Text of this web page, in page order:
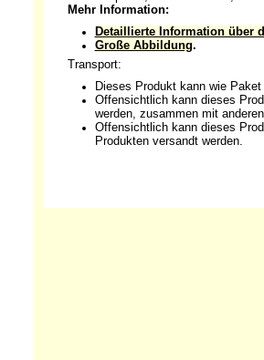
Mehr Information:
Detaillierte Information über
Große Abbildung.
Transport:
Dieses Produkt kann wie
Offensichtlich kann dieses
werden, zusammen mit
Offensichtlich kann dieses
Produkten versandt werden.